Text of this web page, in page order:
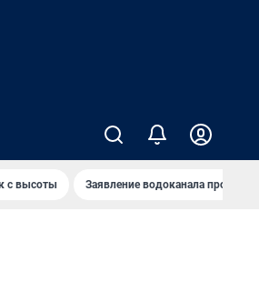
с высоты Заявление водоканала про